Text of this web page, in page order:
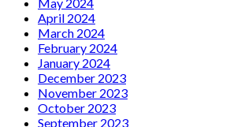
April 2024
March 2024
February 2024
January 2024
December 2023
November 2023
October 2023
September 2023